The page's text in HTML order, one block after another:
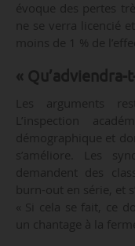
évoque des pertes
ne se verra licencié
moins de 1 % de
« Qu’adviendra-
Les arguments
L’inspection
démographique et
s’améliore. Les
demandent des
burn-out en série, et
« Si cela se fait, ce
un chantage à la